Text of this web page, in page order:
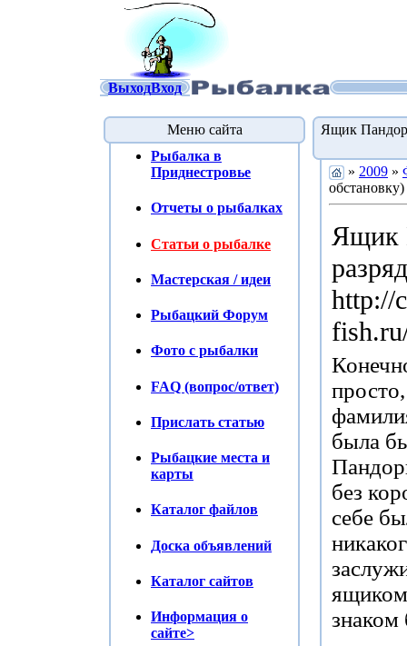
ВыходВход
Меню сайта
Рыбалка в
Приднестровье
Отчеты о рыбалках
Статьи о рыбалке
Мастерская / идеи
Рыбацкий Форум
Фото с рыбалки
FAQ (вопрос/ответ)
Прислать статью
Рыбацкие места и
карты
Каталог файлов
Доска объявлений
Каталог сайтов
Информация о
сайте>
Ящик
» 2009 »
Ящик
http://
была
без
себе
ящиком
знаком